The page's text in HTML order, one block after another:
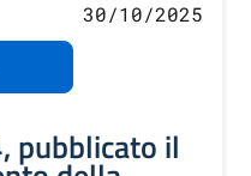
30/10/2025
pubblicato il